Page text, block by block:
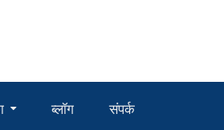
ब्लॉग संपर्क